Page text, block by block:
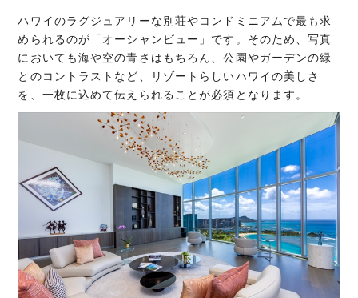
ハワイのラグジュアリーな別荘やコンドミニアムで最も求
められるのが「オーシャンビュー」です。そのため、写真
においても海や空の青さはもちろん、公園やガーデンの緑
とのコントラストなど、リゾートらしいハワイの美しさ
を、一枚に込めて伝えられることが必須となります。